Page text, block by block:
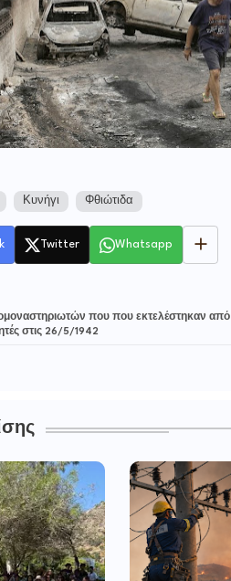
Κυνήγι Φθιώτιδα
Twitter Whatsapp
που που εκτελέστηκαν από
στις 26/5/1942